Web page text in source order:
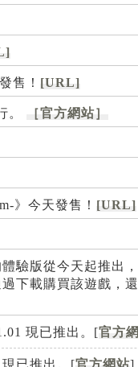
售！ [URL]
。 ［官方網站］
》今天發售！ [URL]
驗版從今天起推出
下載購買該遊戲，
現已推出。[官方
已推出。[官方網站]